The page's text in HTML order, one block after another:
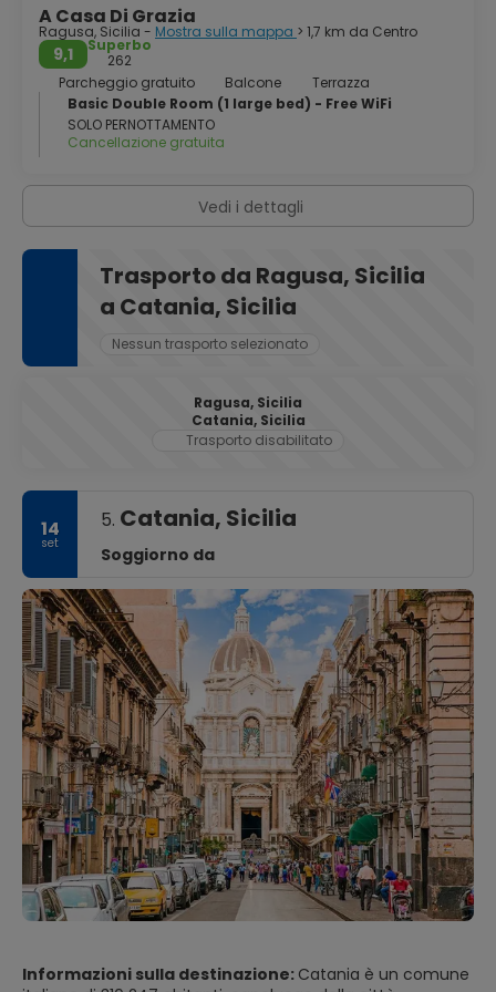
A Casa Di Grazia
Ragusa, Sicilia - Mostra sulla mappa > 1,7 km da Centro
9,1
Superbo
262
Parcheggio gratuito
Balcone
Terrazza
Basic Double Room (1 large bed) - Free WiFi
SOLO PERNOTTAMENTO
Cancellazione gratuita
Vedi i dettagli
Trasporto da Ragusa, Sicilia
a Catania, Sicilia
Nessun trasporto selezionato
Ragusa, Sicilia
Catania, Sicilia
Trasporto disabilitato
14
set
5. Catania, Sicilia
Soggiorno da
Informazioni sulla destinazione: Catania è un comune